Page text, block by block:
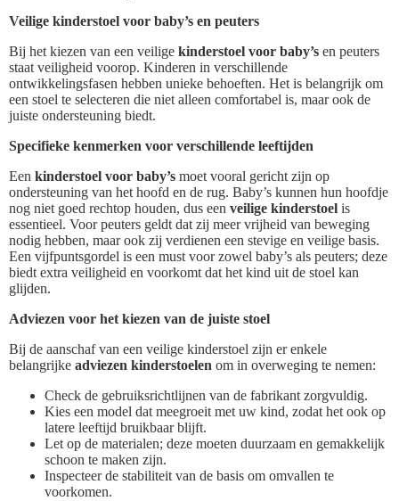
Veilige kinderstoel voor baby’s en peuters
Bij het kiezen van een veilige kinderstoel voor baby’s en peuters
staat veiligheid voorop. Kinderen in verschillende
ontwikkelingsfasen hebben unieke behoeften. Het is belangrijk om
een stoel te selecteren die niet alleen comfortabel is, maar ook de
juiste ondersteuning biedt.
Specifieke kenmerken voor verschillende leeftijden
Een kinderstoel voor baby’s moet vooral gericht zijn op
ondersteuning van het hoofd en de rug. Baby’s kunnen hun hoofdje
nog niet goed rechtop houden, dus een veilige kinderstoel is
essentieel. Voor peuters geldt dat zij meer vrijheid van beweging
nodig hebben, maar ook zij verdienen een stevige en veilige basis.
Een vijfpuntsgordel is een must voor zowel baby’s als peuters; deze
biedt extra veiligheid en voorkomt dat het kind uit de stoel kan
glijden.
Adviezen voor het kiezen van de juiste stoel
Bij de aanschaf van een veilige kinderstoel zijn er enkele
belangrijke adviezen kinderstoelen om in overweging te nemen:
Check de gebruiksrichtlijnen van de fabrikant zorgvuldig.
Kies een model dat meegroeit met uw kind, zodat het ook op
latere leeftijd bruikbaar blijft.
Let op de materialen; deze moeten duurzaam en gemakkelijk
schoon te maken zijn.
Inspecteer de stabiliteit van de basis om omvallen te
voorkomen.